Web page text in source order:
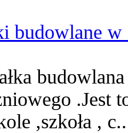
budowlane
.Jest
,szkoła ,